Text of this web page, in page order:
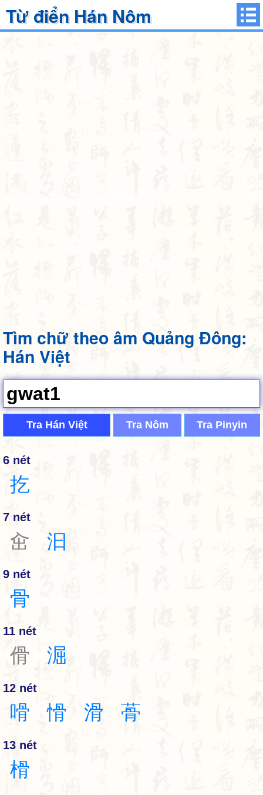
Từ điển Hán Nôm
Tìm chữ theo âm Quảng Đông:
Hán Việt
Tra Hán Việt Tra Nôm Tra Pinyin
6 nét
扢
7 nét
㒴 汩
9 nét
骨
11 nét
傦 淈
12 nét
嗗 愲 滑 蓇
13 nét
榾